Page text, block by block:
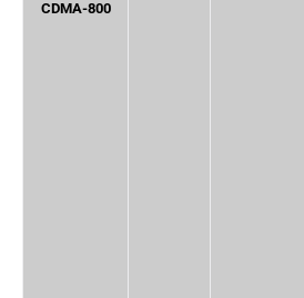
CDMA-800